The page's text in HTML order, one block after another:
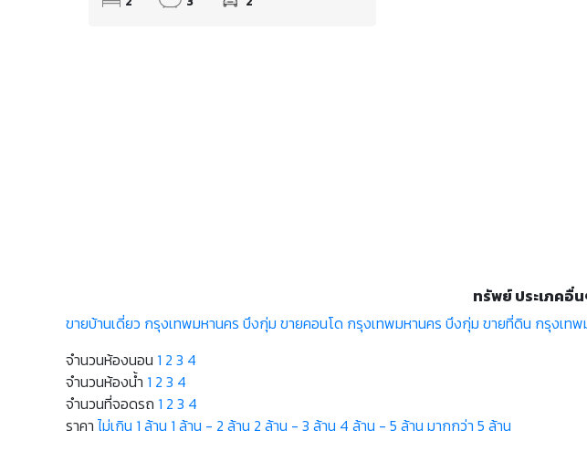
ทรัพย์ ประเภคอื่
ขายบ้านเดี่ยว กรุงเทพมหานคร บึงกุ่ม ขายคอนโด กรุงเทพมหานคร บึงกุ่ม ขายที่ดิน กรุงเท
จำนวนห้องนอน 1 2 3 4
จำนวนห้องน้ำ 1 2 3 4
จำนวนที่จอดรถ 1 2 3 4
ราคา ไม่เกิน 1 ล้าน 1 ล้าน - 2 ล้าน 2 ล้าน - 3 ล้าน 4 ล้าน - 5 ล้าน มากกว่า 5 ล้าน